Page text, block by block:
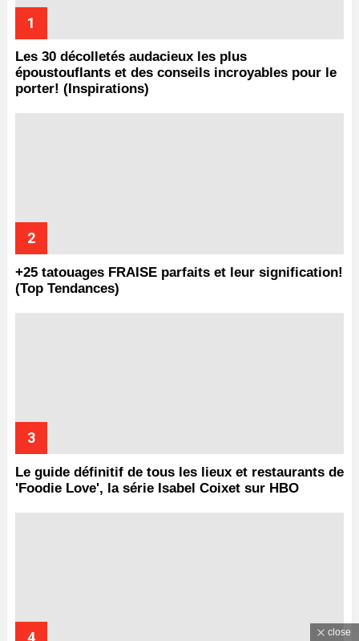
Les 30 décolletés audacieux les plus
époustouflants et des conseils incroyables pour le
porter! (Inspirations)
+25 tatouages ​​FRAISE parfaits et leur signification!
(Top Tendances)
Le guide définitif de tous les lieux et restaurants de
'Foodie Love', la série Isabel Coixet sur HBO
close